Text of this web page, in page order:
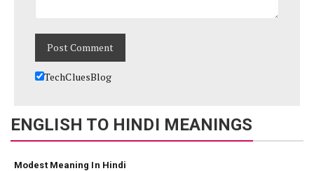
TechCluesBlog
ENGLISH TO HINDI MEANINGS
Modest Meaning In Hindi